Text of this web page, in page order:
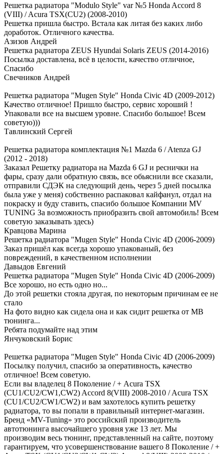
Решетка радиатора "Modulo Style" var №5 Honda Accord 8
(VIII) / Acura TSX(CU2) (2008-2010)
Решетка пришла быстро. Встала как литая без каких либо
доработок. Отличного качества.
Азизов Андрей
Решетка радиатора ZEUS Hyundai Solaris ZEUS (2014-2016)
Посылка доставлена, всё в целости, качество отличное,
Спасибо
Свечников Андрей
Решетка радиатора "Mugen Style" Honda Civic 4D (2009-2012)
Качество отличное! Пришло быстро, сервис хороший !
Упаковали все на высшем уровне. Спасибо большое! Всем
советую)))
Тавлинский Сергей
Решетка радиатора комплектация №1 Mazda 6 / Atenza GJ
(2012 - 2018)
Заказал Решетку радиатора на Mazda 6 GJ и реснички на
фары, сразу дали обратную связь, все обьяснили все сказали,
отправили СДЭК на следующий день, через 5 дней посылка
была уже у меня) собственно распаковал кайфанул, отдал на
покраску и буду ставить, спасибо большое Компании MV
TUNING За возможность приобразить свой автомобиль! Всем
советую заказывать здесь)
Кравцова Марина
Решетка радиатора "Mugen Style" Honda Civic 4D (2006-2009)
Заказ пришёл как всегда хорошо упакованый, без
повреждений, в качественном исполнении
Давыдов Евгений
Решетка радиатора "Mugen Style" Honda Civic 4D (2006-2009)
Все хорошо, но есть одно но...
До этой решетки стояла другая, по некоторым причинам ее не
стало
На фото видно как сидела она и как сидит решетка от МВ
тюнинга...
Ребята подумайте над этим
Янчуковский Борис
Решетка радиатора "Mugen Style" Honda Civic 4D (2006-2009)
Посылку получил, спасибо за оперативность, качество
отличное! Всем советую.
Если вы владелец 8 Поколение / + Acura TSX
(CU1/CU2/CW1,CW2) Accord 8(VIII) 2008-2010 / Acura TSX
(CU1/CU2/CW1/CW2) и вам захотелось купить решетку
радиатора, то вы попали в правильный интернет-магазин.
Бренд «MV-Tuning» это российский производитель
автотюнинга высочайшего уровня уже 13 лет. Мы
производим весь тюнинг, представленный на сайте, поэтому
гарантируем, что усовершенствование вашего 8 Поколение / +